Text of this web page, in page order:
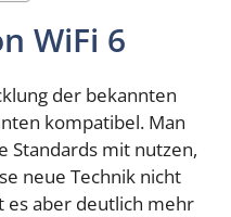
WiFi 6
der bekannten
kompatibel. Man
Standards mit nutzen,
neue Technik nicht
es aber deutlich mehr